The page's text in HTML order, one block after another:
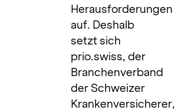
Herausforderungen
auf. Deshalb
setzt sich
prio.swiss, der
Branchenverband
der Schweizer
Krankenversicherer,